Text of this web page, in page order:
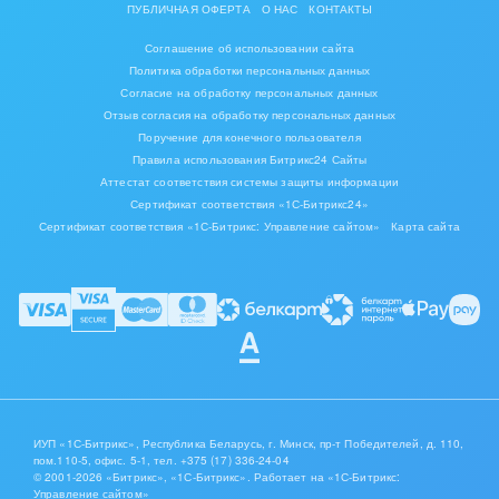
ПУБЛИЧНАЯ ОФЕРТА
О НАС КОНТАКТЫ
Соглашение об использовании сайта
Политика обработки персональных данных
Согласие на обработку персональных данных
Отзыв согласия на обработку персональных данных
Поручение для конечного пользователя
Правила использования Битрикс24 Сайты
Аттестат соответствия системы защиты информации
Сертификат соответствия «1С-Битрикс24»
Сертификат соответствия «1С-Битрикс: Управление сайтом»
Карта сайта
ИУП «1С-Битрикс», Республика Беларусь, г. Минск, пр-т Победителей, д. 110,
пом.110-5, офис. 5-1,тел. +375 (17) 336-24-04
© 2001-2026 «Битрикс», «1С-Битрикс». Работает на «1С-Битрикс:
Управление сайтом»